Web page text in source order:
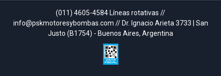
(011) 4605-4584 Líneas rotativas //
info@pskmotoresybombas.com // Dr. Ignacio Arieta 3733 | San
Justo (B1754) - Buenos Aires, Argentina